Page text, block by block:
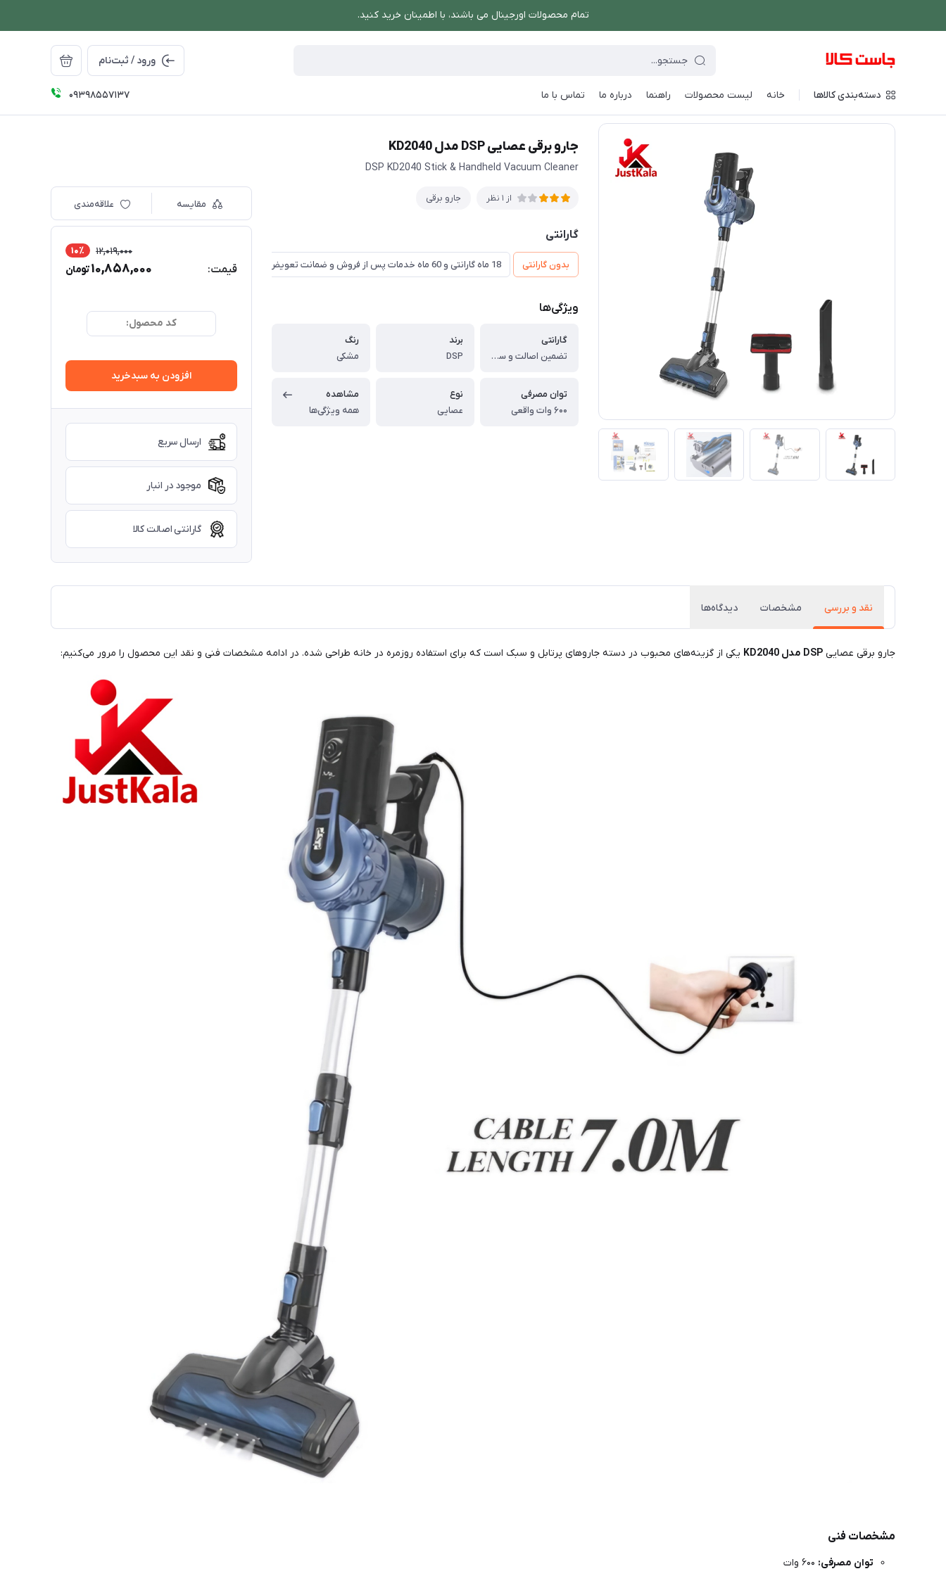
تمام محصولات اورجینال می باشند، با اطمینان خرید کنید.
ورود / ثبت‌نام
دسته‌بندی کالاها خانه لیست محصولات راهنما درباره ما تماس با ما 09398557137
فروشگاه اینترنتی جاست کالا شستشو و نظافت / جارو برقی جارو برقی عصایی DSP مدل KD2040
جارو برقی عصایی DSP مدل KD2040
DSP KD2040 Stick & Handheld Vacuum Cleaner
از 1 نظر جارو برقی
گارانتی
بدون گارانتی 18 ماه گارانتی و 60 ماه خدمات پس از فروش و ضمانت تعویض
ویژگی‌ها
گارانتی
تضمین اصالت و سلامت کالا (اورجینال)
برند
DSP
رنگ
مشکی
توان مصرفی
۶۰۰ وات واقعی
نوع
عصایی
مشاهده
همه ویژگی‌ها
مقایسه علاقه‌مندی
قیمت:
12,019,000 10٪
10,858,000تومان
کد محصول:
افزودن به سبدخرید
ارسال سریع
موجود در انبار
گارانتی اصالت کالا
نقد و بررسی مشخصات دیدگاه‌ها
جارو برقی عصایی DSP مدل KD2040 یکی از گزینه‌های محبوب در دسته جاروهای پرتابل و سبک است که برای استفاده روزمره در خانه طراحی شده. در ادامه مشخصات فنی و نقد این محصول را مرور می‌کنیم:
مشخصات فنی
توان مصرفی: